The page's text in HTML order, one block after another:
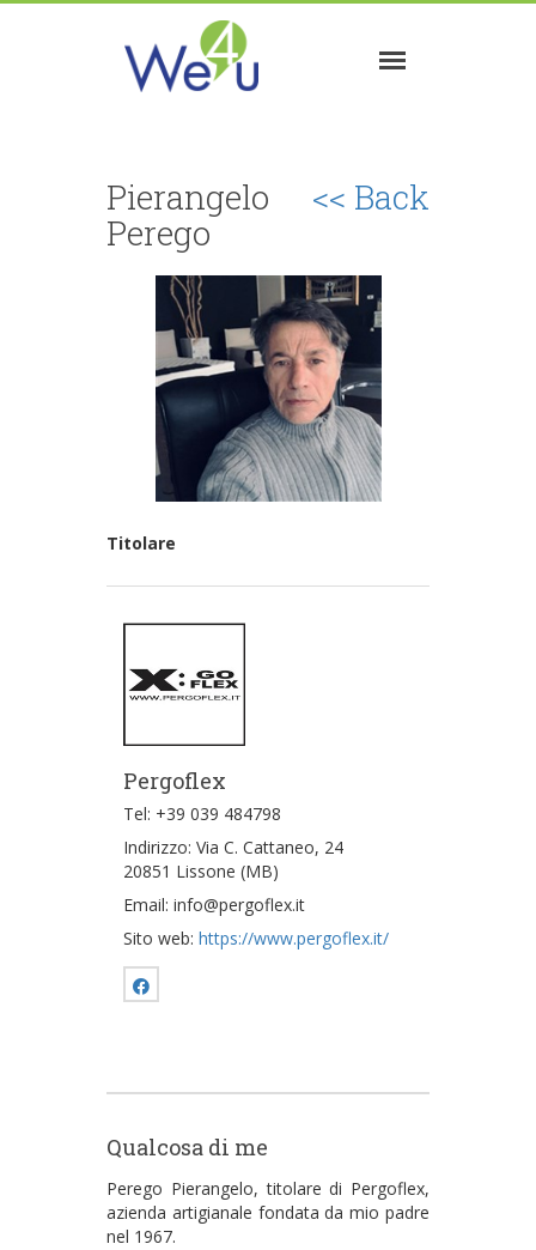
<< Back
Pierangelo
Perego
Titolare
Pergoflex
Tel: +39 039 484798
Indirizzo: Via C. Cattaneo, 24
20851 Lissone (MB)
Email: info@pergoflex.it
Sito web: https://www.pergoflex.it/
Qualcosa di me
Perego Pierangelo, titolare di Pergoflex,
azienda artigianale fondata da mio padre
nel 1967.